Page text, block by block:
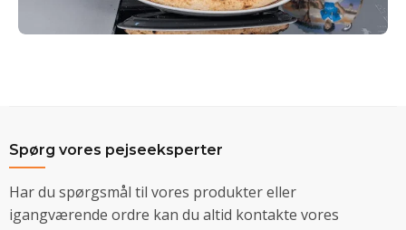
Spørg vores pejseeksperter
Har du spørgsmål til vores produkter eller
igangværende ordre kan du altid kontakte vores